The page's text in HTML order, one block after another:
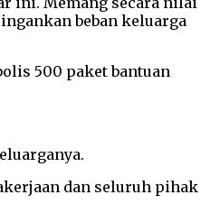
beban keluarga
500 paket bantuan
dan seluruh pihak